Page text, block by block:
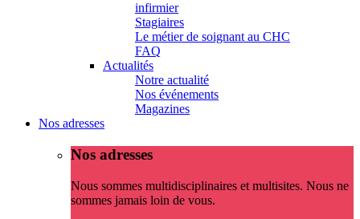
infirmier
Stagiaires
Le métier de soignant au CHC
FAQ
Actualités
Notre actualité
Nos événements
Magazines
Nos adresses
Nos adresses
Nous sommes multidisciplinaires et multisites. Nous ne
sommes jamais loin de vous.